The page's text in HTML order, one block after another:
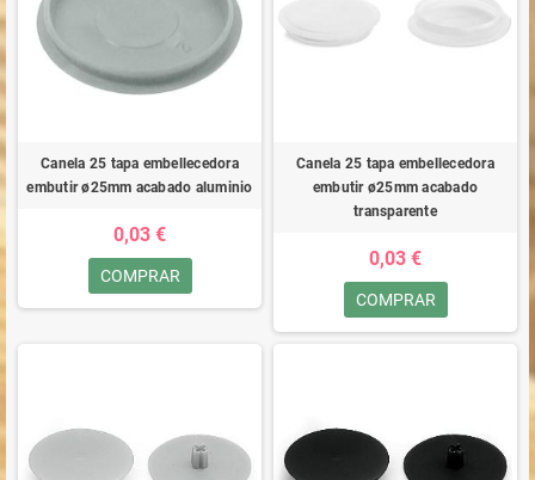
Canela 25 tapa embellecedora
embutir ø25mm acabado aluminio
0,03 €
COMPRAR
Canela 25 tapa embellecedora
embutir ø25mm acabado
transparente
0,03 €
COMPRAR